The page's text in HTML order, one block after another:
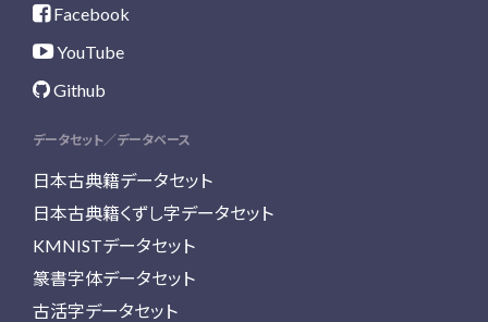
Facebook
YouTube
Github
データセット／データベース
日本古典籍データセット
日本古典籍くずし字データセット
KMNISTデータセット
篆書字体データセット
古活字データセット